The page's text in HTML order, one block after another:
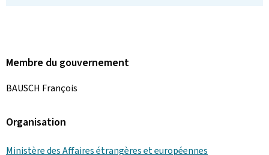
Membre du gouvernement
BAUSCH François
Organisation
Ministère des Affaires étrangères et européennes